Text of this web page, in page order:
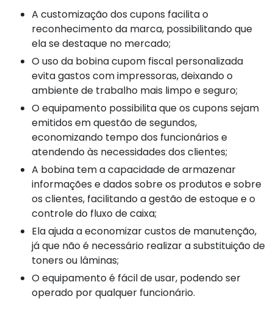
A customização dos cupons facilita o
reconhecimento da marca, possibilitando que
ela se destaque no mercado;
O uso da bobina cupom fiscal personalizada
evita gastos com impressoras, deixando o
ambiente de trabalho mais limpo e seguro;
O equipamento possibilita que os cupons sejam
emitidos em questão de segundos,
economizando tempo dos funcionários e
atendendo às necessidades dos clientes;
A bobina tem a capacidade de armazenar
informações e dados sobre os produtos e sobre
os clientes, facilitando a gestão de estoque e o
controle do fluxo de caixa;
Ela ajuda a economizar custos de manutenção,
já que não é necessário realizar a substituição de
toners ou lâminas;
O equipamento é fácil de usar, podendo ser
operado por qualquer funcionário.